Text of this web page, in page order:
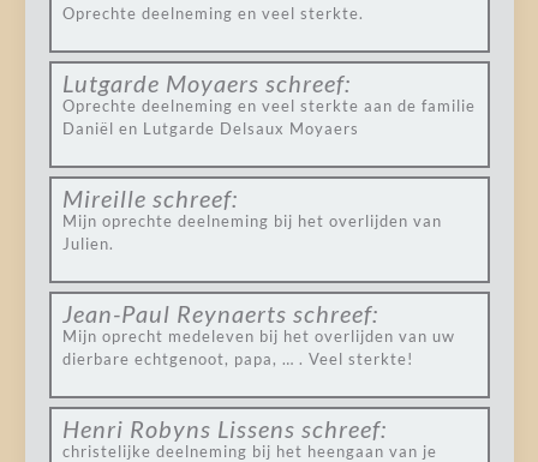
Oprechte deelneming en veel sterkte.
Lutgarde Moyaers schreef:
Oprechte deelneming en veel sterkte aan de familie
Daniël en Lutgarde Delsaux Moyaers
Mireille schreef:
Mijn oprechte deelneming bij het overlijden van
Julien.
Jean-Paul Reynaerts schreef:
Mijn oprecht medeleven bij het overlijden van uw
dierbare echtgenoot, papa, … . Veel sterkte!
Henri Robyns Lissens schreef:
christelijke deelneming bij het heengaan van je